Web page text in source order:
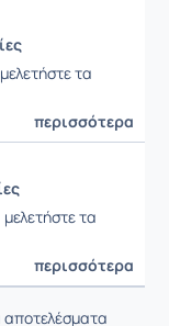
τα
περισσότερα
τα
περισσότερα
αποτελέσματα